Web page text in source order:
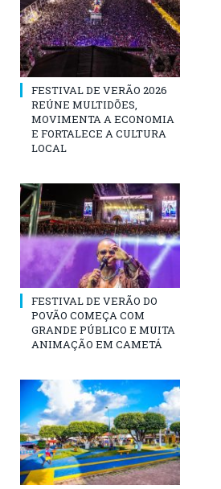
FESTIVAL DE VERÃO 2026
REÚNE MULTIDÕES,
MOVIMENTA A ECONOMIA
E FORTALECE A CULTURA
LOCAL
FESTIVAL DE VERÃO DO
POVÃO COMEÇA COM
GRANDE PÚBLICO E MUITA
ANIMAÇÃO EM CAMETÁ